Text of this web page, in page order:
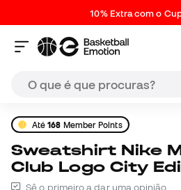
10% Extra com o
Até168 Member Points
Sweatshirt Nike Miami Heat
Club Logo City
Sê o primeiro a dar uma opinião